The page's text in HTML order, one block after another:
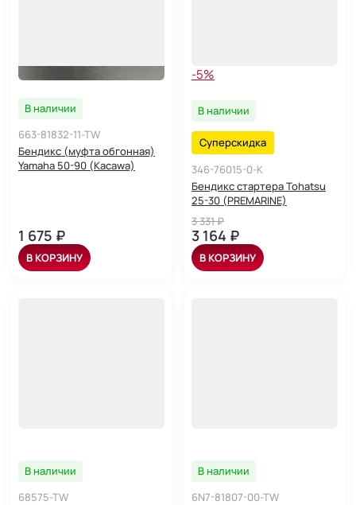
В наличии
663-81832-11-TW
Бендикс (муфта обгонная)
Yamaha 50-90 (Kacawa)
1 675 ₽
В КОРЗИНУ
-5%
В наличии
Суперскидка
346-76015-0-K
Бендикс стартера Tohatsu
25-30 (PREMARINE)
3 331 ₽
3 164 ₽
В КОРЗИНУ
В наличии
68575-TW
В наличии
6N7-81807-00-TW